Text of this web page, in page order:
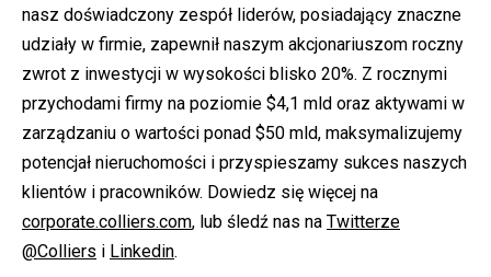
nasz doświadczony zespół liderów, posiadający znaczne
udziały w firmie, zapewnił naszym akcjonariuszom roczny
zwrot z inwestycji w wysokości blisko 20%. Z rocznymi
przychodami firmy na poziomie $4,1 mld oraz aktywami w
zarządzaniu o wartości ponad $50 mld, maksymalizujemy
potencjał nieruchomości i przyspieszamy sukces naszych
klientów i pracowników. Dowiedz się więcej na
corporate.colliers.com, lub śledź nas na Twitterze
@Colliers i Linkedin.